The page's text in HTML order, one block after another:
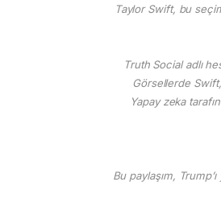
Taylor Swift, bu
Truth Social adlı
Görsellerde
Yapay zeka
Bu paylaşım,